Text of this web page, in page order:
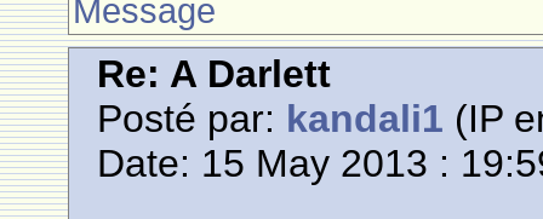
Message
Re: A Darlett
Posté par: kandali1 (IP
Date: 15 May 2013 :